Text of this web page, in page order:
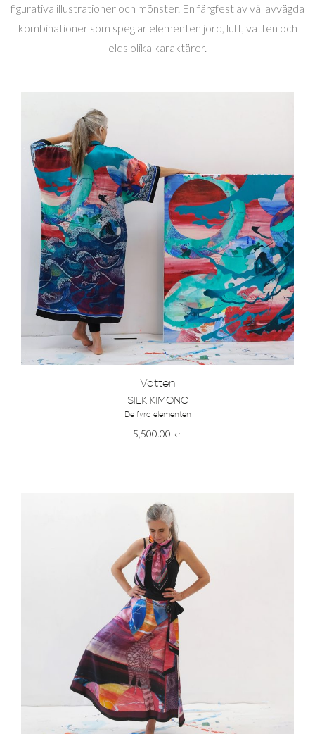
figurativa illustrationer och mönster. En färgfest av väl avvägda
kombinationer som speglar elementen jord, luft, vatten och
elds olika karaktärer.
Vatten
SILK KIMONO
De fyra elementen
5,500.00 kr